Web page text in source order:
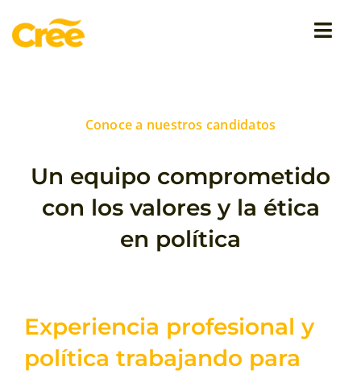
contenido
Conoce a nuestros candidatos
Un equipo comprometido
con los valores y la ética
en política
Experiencia profesional y
política trabajando para